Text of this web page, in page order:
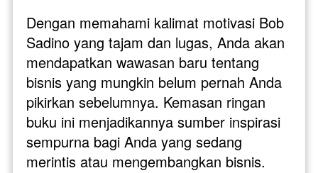
Dengan memahami kalimat motivasi Bob
Sadino yang tajam dan lugas, Anda akan
mendapatkan wawasan baru tentang
bisnis yang mungkin belum pernah Anda
pikirkan sebelumnya. Kemasan ringan
buku ini menjadikannya sumber inspirasi
sempurna bagi Anda yang sedang
merintis atau mengembangkan bisnis.